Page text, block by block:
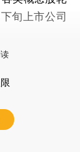
旬上市公司